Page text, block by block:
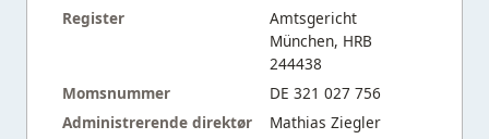
Register
Amtsgericht
München, HRB
244438
Momsnummer
DE 321 027 756
Administrerende direktør
Mathias Ziegler